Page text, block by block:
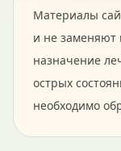
Материалы
и не заменяют
назначение
острых
необходимо